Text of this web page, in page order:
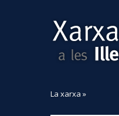
La xarxa »